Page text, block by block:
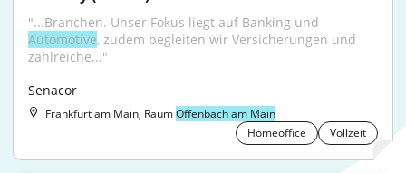
Automotive, zudem begleiten wir Versicherungen und
zahlreiche..."
Senacor
Frankfurt am Main, RaumOffenbach am Main
Homeoffice
Vollzeit